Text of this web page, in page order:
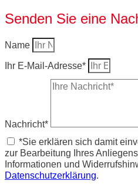
Senden Sie eine
Name
Ihr E-Mail-Adresse*
Nachricht*
*Sie erklären sich damit
zur Bearbeitung Ihres
Informationen und
Datenschutzerklärung.